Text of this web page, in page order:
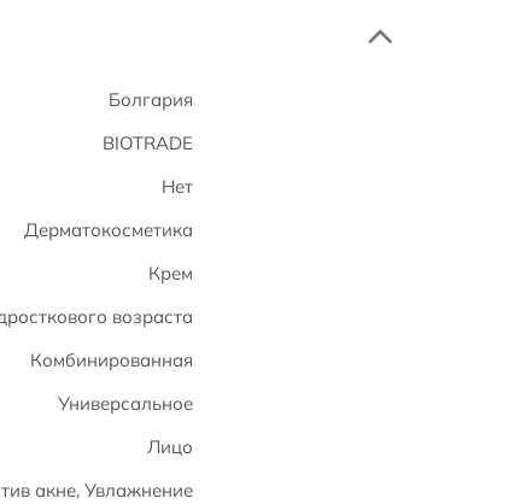
Болгария
BIOTRADE
Нет
Дерматокосметика
Крем
возраста
Комбинированная
Универсальное
Лицо
акне, Увлажнение